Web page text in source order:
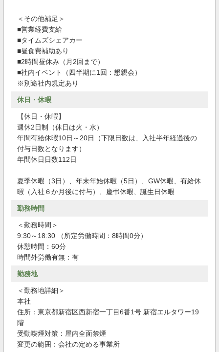
＜その他補足＞
■営業経費支給
■タイムズシェアカー
■昼食費補助あり
■2時間昼休み（月2回まで）
■社内イベント（四半期に1回：懇親会）
※別途社内規定あり
休日・休暇
【休日・休暇】
週休2日制（休日は火・水）
年間有給休暇10日～20日（下限日数は、入社半年経過後の
付与日数となります）
年間休日日数112日
夏季休暇（3日）、年末年始休暇（5日）、GW休暇、有給休
暇（入社６か月後に付与）、慶弔休暇、誕生日休暇
勤務時間
＜勤務時間＞
9:30～18:30 （所定労働時間：8時間0分）
休憩時間：60分
時間外労働有無：有
勤務地
＜勤務地詳細＞
本社
住所：東京都新宿区西新宿一丁目6番1号 新宿エルタワー19
階
受動喫煙対策：屋内全面禁煙
変更の範囲：会社の定める事業所